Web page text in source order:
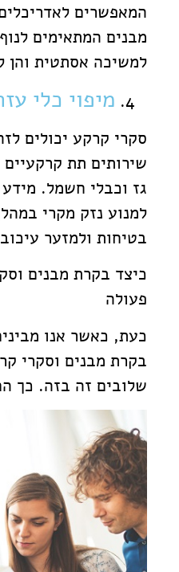
המאפשרים
מבנים המתאימים
למשיכה אסתטית והן
מיפוי כלי
סקרי קרקע יכולים
שירותים תת קרקעיים
גז וכבלי חשמל.
למנוע נזק מקרי
בטיחות ולמזער
כיצד בקרת מבנים
פעולה
כעת, כאשר אנו
בקרת מבנים וסקרי
שלובים זה בזה. כך